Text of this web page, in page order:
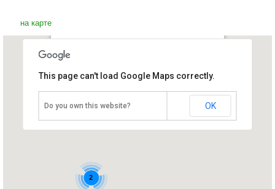
на карте
2
Россия, Москва
This page can't load Google Maps correctly.
Do you own this website? OK